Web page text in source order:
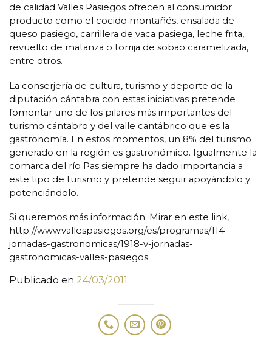
de calidad Valles Pasiegos ofrecen al consumidor
producto como el cocido montañés, ensalada de
queso pasiego, carrillera de vaca pasiega, leche frita,
revuelto de matanza o torrija de sobao caramelizada,
entre otros.
La conserjería de cultura, turismo y deporte de la
diputación cántabra con estas iniciativas pretende
fomentar uno de los pilares más importantes del
turismo cántabro y del valle cantábrico que es la
gastronomía. En estos momentos, un 8% del turismo
generado en la región es gastronómico. Igualmente la
comarca del río Pas siempre ha dado importancia a
este tipo de turismo y pretende seguir apoyándolo y
potenciándolo.
Si queremos más información. Mirar en este link,
http://www.vallespasiegos.org/es/programas/114-
jornadas-gastronomicas/1918-v-jornadas-
gastronomicas-valles-pasiegos
Publicado en 24/03/2011